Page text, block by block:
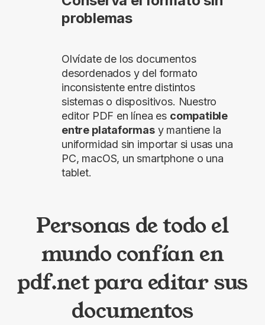
problemas
Olvídate de los documentos
desordenados y del formato
inconsistente entre distintos
sistemas o dispositivos. Nuestro
editor PDF en línea es compatible
entre plataformasy mantiene la
uniformidad sin importar si usas una
PC, macOS, un smartphone o una
tablet.
Personas de todo el
mundo confían en
pdf.net para editar sus
documentos